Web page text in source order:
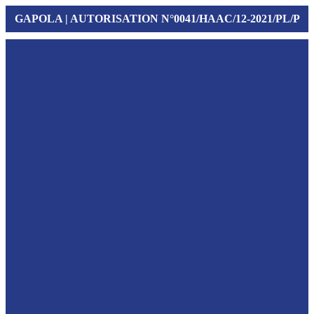
GAPOLA | AUTORISATION N°0041/HAAC/12-2021/PL/P